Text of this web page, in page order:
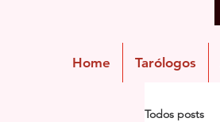
Home Tarólogos
Todos posts